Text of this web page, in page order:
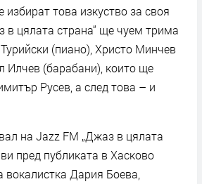
избират това изкуство за своя
в цялата страна“ ще чуем трима
(пиано), Христо Минчев
Илчев (барабани), които ще
Русев, а след това – и
на Jazz FM „Джаз в цялата
пред публиката в Хасково
вокалистка Дария Боева,